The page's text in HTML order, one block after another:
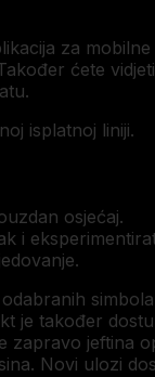
za
ćete
isplatnoj liniji.
osjećaj.
i
je također
zapravo jeftina
Novi ulozi